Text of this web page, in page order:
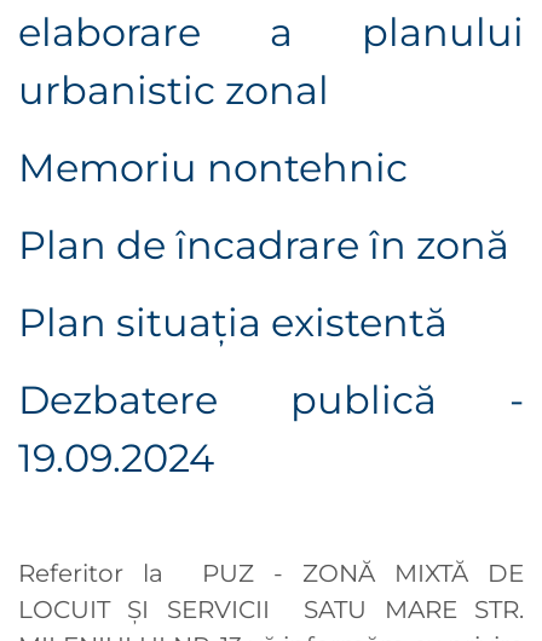
elaborare a planului
urbanistic zonal
Memoriu nontehnic
Plan de încadrare în zonă
Plan situaţia existentă
Dezbatere publică -
19.09.2024
Referitor la PUZ - ZONĂ MIXTĂ DE
LOCUIT ȘI SERVICII SATU MARE STR.